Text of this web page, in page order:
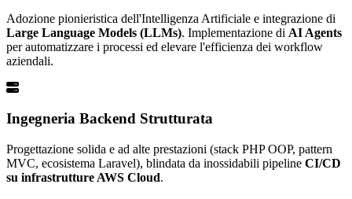
Adozione pionieristica dell'Intelligenza Artificiale e integrazione di
Large Language Models (LLMs). Implementazione di AI Agents
per automatizzare i processi ed elevare l'efficienza dei workflow
aziendali.
Ingegneria Backend Strutturata
Progettazione solida e ad alte prestazioni (stack PHP OOP, pattern
MVC, ecosistema Laravel), blindata da inossidabili pipeline CI/CD
su infrastrutture AWS Cloud.